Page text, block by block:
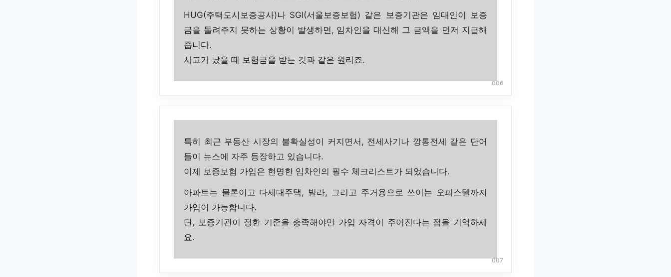
HUG(주택도시보증공사)나 SGI(서울보증보험) 같은 보증기관은 임대인이 보증
금을 돌려주지 못하는 상황이 발생하면, 임차인을 대신해 그 금액을 먼저 지급해
줍니다.
사고가 났을 때 보험금을 받는 것과 같은 원리죠.
006
특히 최근 부동산 시장의 불확실성이 커지면서, 전세사기나 깡통전세 같은 단어
들이 뉴스에 자주 등장하고 있습니다.
이제 보증보험 가입은 현명한 임차인의 필수 체크리스트가 되었습니다.
아파트는 물론이고 다세대주택, 빌라, 그리고 주거용으로 쓰이는 오피스텔까지
가입이 가능합니다.
단, 보증기관이 정한 기준을 충족해야만 가입 자격이 주어진다는 점을 기억하세
요.
007